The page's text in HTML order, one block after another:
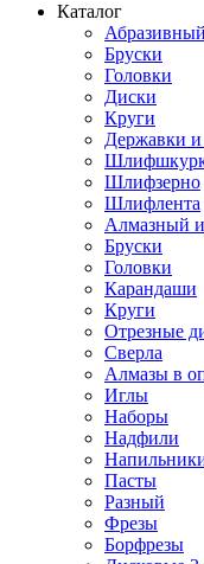
Каталог
Бруски
Головки
Диски
Круги
Державки
Шлифзерно
Шлифлента
Алмазный
Бруски
Головки
Карандаши
Круги
Отрезные
Сверла
Алмазы в
Иглы
Наборы
Надфили
Пасты
Разный
Фрезы
Борфрезы